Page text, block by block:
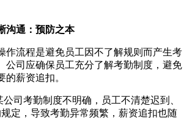
沟通：预防之本
作流程是避免员工因不了解规则而产生考
公司应确保员工充分了解考勤制度，避免
的薪资追扣。
公司考勤制度不明确，员工不清楚迟到、
定，导致考勤异常频繁，薪资追扣也随